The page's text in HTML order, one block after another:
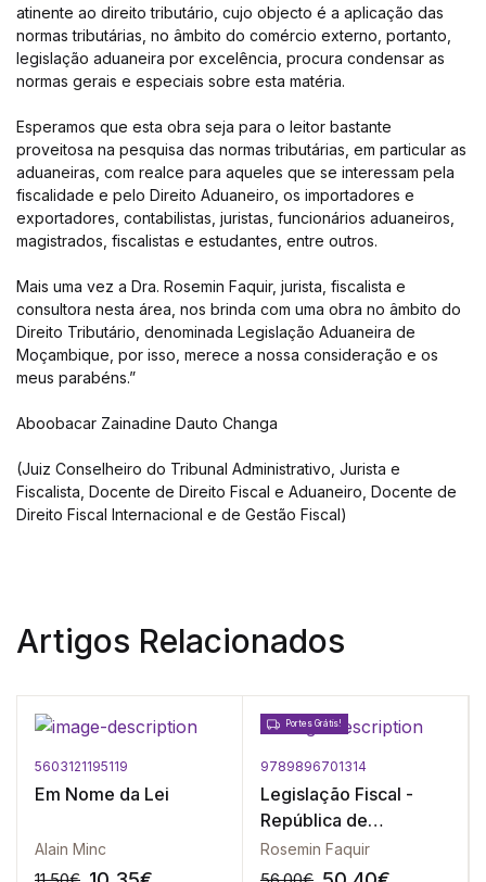
atinente ao direito tributário, cujo objecto é a aplicação das
normas tributárias, no âmbito do comércio externo, portanto,
legislação aduaneira por excelência, procura condensar as
normas gerais e especiais sobre esta matéria.
Esperamos que esta obra seja para o leitor bastante
proveitosa na pesquisa das normas tributárias, em particular as
aduaneiras, com realce para aqueles que se interessam pela
fiscalidade e pelo Direito Aduaneiro, os importadores e
exportadores, contabilistas, juristas, funcionários aduaneiros,
magistrados, fiscalistas e estudantes, entre outros.
Mais uma vez a Dra. Rosemin Faquir, jurista, fiscalista e
consultora nesta área, nos brinda com uma obra no âmbito do
Direito Tributário, denominada Legislação Aduaneira de
Moçambique, por isso, merece a nossa consideração e os
meus parabéns.”
Aboobacar Zainadine Dauto Changa
(Juiz Conselheiro do Tribunal Administrativo, Jurista e
Fiscalista, Docente de Direito Fiscal e Aduaneiro, Docente de
Direito Fiscal Internacional e de Gestão Fiscal)
Artigos Relacionados
5603121195119
Em Nome da Lei
Alain Minc
Portes Grátis!
9789896701314
Legislação Fiscal -
República de
Moçambique - 2ª
Edição
Rosemin Faquir